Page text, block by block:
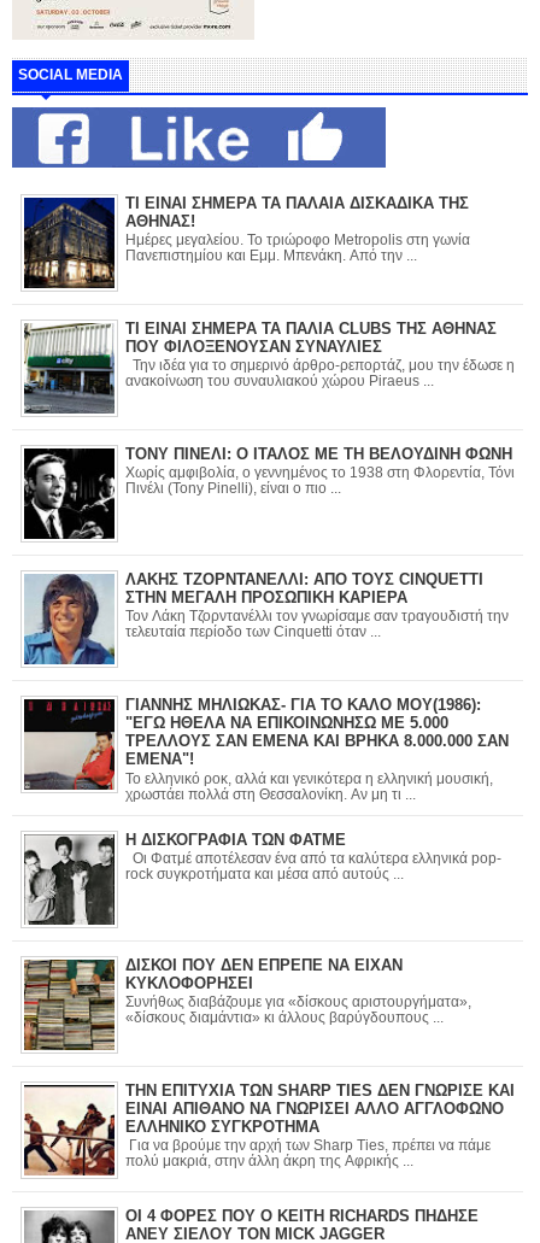
SOCIAL MEDIA
ΤΙ ΕΙΝΑΙ ΣΗΜΕΡΑ ΤΑ ΠΑΛΑΙΑ ΔΙΣΚΑΔΙΚΑ ΤΗΣ
ΑΘΗΝΑΣ!
Ημέρες μεγαλείου. Το τριώροφο Metropolis στη γωνία
Πανεπιστημίου και Εμμ. Μπενάκη. Από την ...
ΤΙ ΕΙΝΑΙ ΣΗΜΕΡΑ ΤΑ ΠΑΛΙΑ CLUBS ΤΗΣ ΑΘΗΝΑΣ
ΠΟΥ ΦΙΛΟΞΕΝΟΥΣΑΝ ΣΥΝΑΥΛΙΕΣ
Την ιδέα για το σημερινό άρθρο-ρεπορτάζ, μου την έδωσε η
ανακοίνωση του συναυλιακού χώρου Piraeus ...
ΤΟΝΥ ΠΙΝΕΛΙ: Ο ΙΤΑΛΟΣ ΜΕ ΤΗ ΒΕΛΟΥΔΙΝΗ ΦΩΝΗ
Χωρίς αμφιβολία, ο γεννημένος το 1938 στη Φλορεντία, Τόνι
Πινέλι (Tony Pinelli), είναι ο πιο ...
ΛΑΚΗΣ ΤΖΟΡΝΤΑΝΕΛΛΙ: ΑΠΟ ΤΟΥΣ CINQUETTI
ΣΤΗΝ ΜΕΓΑΛΗ ΠΡΟΣΩΠΙΚΗ ΚΑΡΙΕΡΑ
Τον Λάκη Τζορντανέλλι τον γνωρίσαμε σαν τραγουδιστή την
τελευταία περίοδο των Cinquetti όταν ...
ΓΙΑΝΝΗΣ ΜΗΛΙΩΚΑΣ- ΓΙΑ ΤΟ ΚΑΛΟ ΜΟΥ(1986):
"ΕΓΩ ΗΘΕΛΑ ΝΑ ΕΠΙΚΟΙΝΩΝΗΣΩ ΜΕ 5.000
ΤΡΕΛΛΟΥΣ ΣΑΝ ΕΜΕΝΑ ΚΑΙ ΒΡΗΚΑ 8.000.000 ΣΑΝ
ΕΜΕΝΑ"!
Το ελληνικό ροκ, αλλά και γενικότερα η ελληνική μουσική,
χρωστάει πολλά στη Θεσσαλονίκη. Αν μη τι ...
Η ΔΙΣΚΟΓΡΑΦΙΑ ΤΩΝ ΦΑΤΜΕ
Οι Φατμέ αποτέλεσαν ένα από τα καλύτερα ελληνικά pop-
rock συγκροτήματα και μέσα από αυτούς ...
ΔΙΣΚΟΙ ΠΟΥ ΔΕΝ ΕΠΡΕΠΕ ΝΑ ΕΙΧΑΝ
ΚΥΚΛΟΦΟΡΗΣΕΙ
Συνήθως διαβάζουμε για «δίσκους αριστουργήματα»,
«δίσκους διαμάντια» κι άλλους βαρύγδουπους ...
ΤΗΝ ΕΠΙΤΥΧΙΑ ΤΩΝ SHARP TIES ΔΕΝ ΓΝΩΡΙΣΕ ΚΑΙ
ΕΙΝΑΙ ΑΠΙΘΑΝΟ ΝΑ ΓΝΩΡΙΣΕΙ ΑΛΛΟ ΑΓΓΛΟΦΩΝΟ
ΕΛΛΗΝΙΚΟ ΣΥΓΚΡΟΤΗΜΑ
Για να βρούμε την αρχή των Sharp Ties, πρέπει να πάμε
πολύ μακριά, στην άλλη άκρη της Αφρικής ...
ΟΙ 4 ΦΟΡΕΣ ΠΟΥ Ο KEITH RICHARDS ΠΗΔΗΣΕ
ΑΝΕΥ ΣΙΕΛΟΥ ΤΟΝ MICK JAGGER